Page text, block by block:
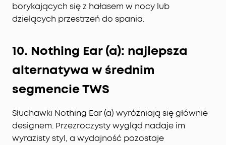
wyświetlane w formie raportu, który pomaga
analizować swoje nawyki i wprowadzać
borykających się z hałasem w nocy lub
dzielących przestrzeń do spania.
10. Nothing Ear (a): najlepsza
alternatywa w średnim
segmencie TWS
Słuchawki Nothing Ear (a) wyróżniają się głównie
designem. Przezroczysty wygląd nadaje im
wyrazisty styl, a wydajność pozostaje